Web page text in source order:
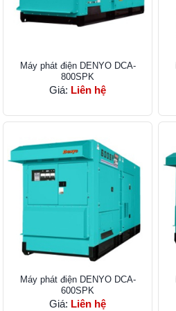
Máy phát điện DENYO DCA-
800SPK
Giá: Liên hệ
Máy phát điện DENYO DCA-
600SPK
Giá: Liên hệ